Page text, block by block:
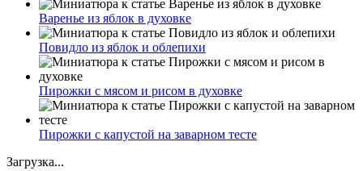
Варенье из яблок в духовке
Повидло из яблок и облепихи
Пирожки с мясом и рисом в духовке
Пирожки с капустой на заварном тесте
Загрузка...